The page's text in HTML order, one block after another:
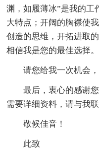
渊，如履薄冰”是我的工
大特点；开阔的胸襟使
创造的思维，开拓进取
相信我是您的最佳选择。
请您给我一次机会，
最后，衷心的感谢您
需要详细资料，请与我联
敬候佳音！
此致